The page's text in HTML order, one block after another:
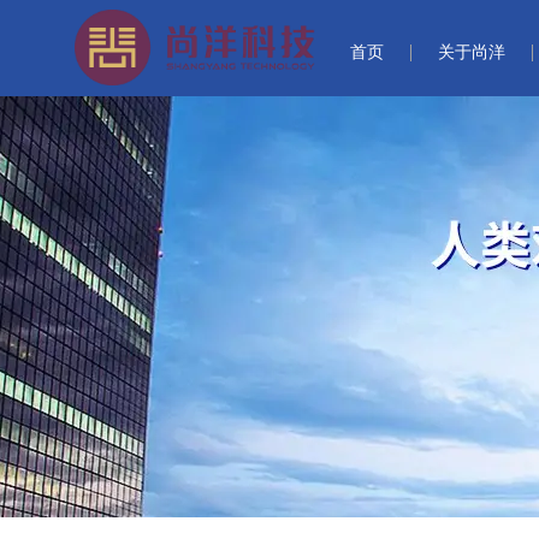
首页 关于尚洋